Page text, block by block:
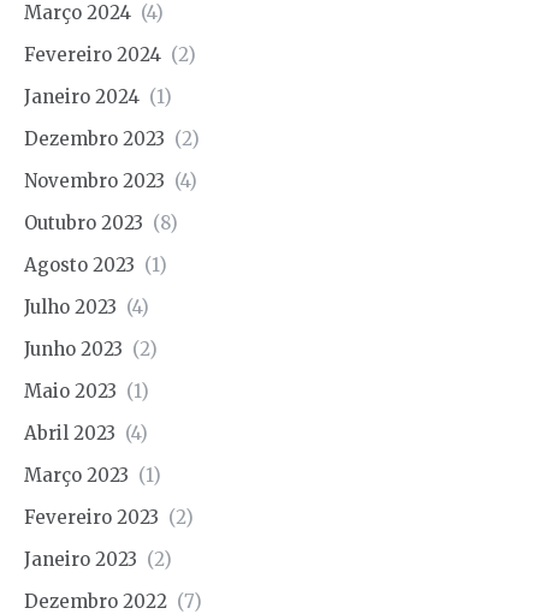
Março 2024 (4)
Fevereiro 2024 (2)
Janeiro 2024 (1)
Dezembro 2023 (2)
Novembro 2023 (4)
Outubro 2023 (8)
Agosto 2023 (1)
Julho 2023 (4)
Junho 2023 (2)
Maio 2023 (1)
Abril 2023 (4)
Março 2023 (1)
Fevereiro 2023 (2)
Janeiro 2023 (2)
Dezembro 2022 (7)